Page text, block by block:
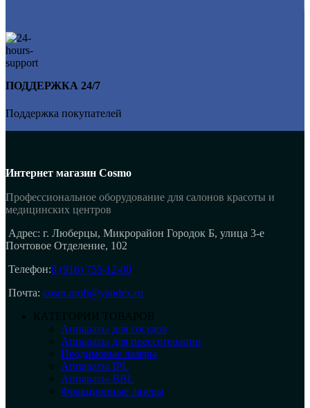
ПОДДЕРЖКА 24/7
Поддержка покупателей
Интернет магазин Cosmo
Профессиональное оборудование для салонов красоты и
медицинских центров
Адрес: г. Люберцы, Микрорайон Городок Б, улица 3-е
Почтовое Отделение, 102
Телефон:8 (916) 755-12-00
Почта: cosm.profi@yandex.ru
КАТЕГОРИИ ТОВАРОВ
Аппараты для сосудов
Аппараты для прессотерапии
Неодимовые лазеры
Аппараты IPL
Аппараты BBL
Фракционные лазеры